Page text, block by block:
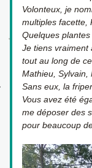
Volonteux, je
multiples facette,
Quelques
Je tiens vraiment
tout au long de
Mathieu, Sylvain,
Sans eux, la
Vous avez été
me déposer des
pour beaucoup